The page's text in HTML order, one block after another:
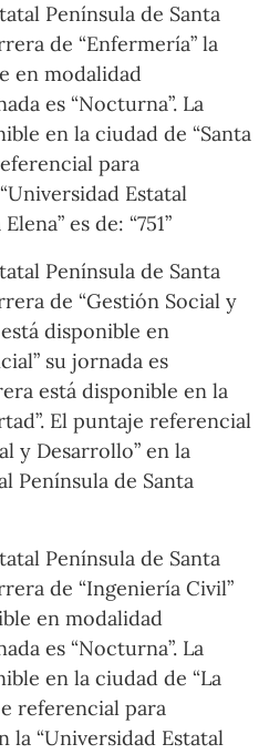
Península de Santa
de “Enfermería” la
en modalidad
es “Nocturna”. La
en la ciudad de “Santa
para
Estatal
es de: “751”
Península de Santa
de “Gestión Social y
disponible en
su jornada es
está disponible en la
El puntaje referencial
y Desarrollo” en la
Península de Santa
Península de Santa
de “Ingeniería Civil”
en modalidad
es “Nocturna”. La
en la ciudad de “La
referencial para
la “Universidad Estatal